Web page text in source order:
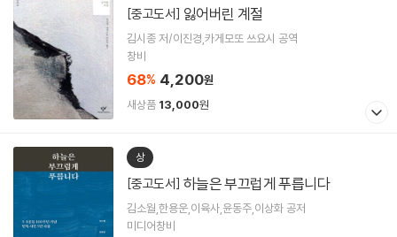
[중고도서] 잃어버린 계절
김시종 저/이진경,카게모또 쓰요시 공역
창비
68% 4,200원
새상품 13,000원
상
[중고도서] 하늘은 부끄럽게 푸릅니다
김소월,한용운,이육사,윤동주,이상화 공저
미디어창비